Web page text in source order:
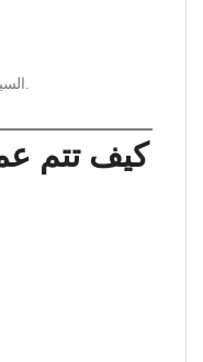
السيارات التالفة وأجزاء المركبات المعدنية.
كيف تتم